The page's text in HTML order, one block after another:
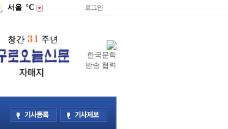
서울 °C 로그인
한국문학
방송 협력